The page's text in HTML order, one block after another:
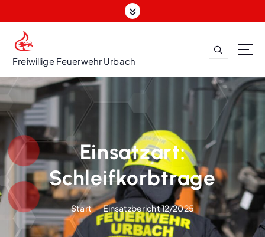
u
a
l
t
i
g
Freiwillige Feuerwehr Urbach
Einsatzart:
Schleifkorbtrage
Start Einsatzbericht 12/2025